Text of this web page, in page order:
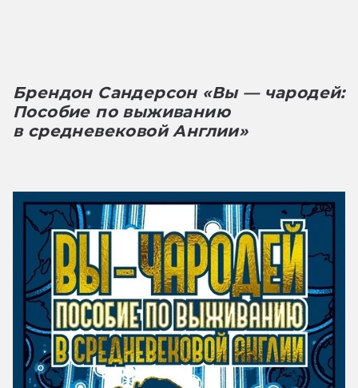
Брендон Сандерсон «Вы — чародей:
Пособие по выживанию
в средневековой Англии»